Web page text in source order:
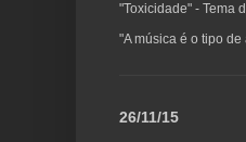
"Toxicidade" - Tema
"A música é o tipo
26/11/15